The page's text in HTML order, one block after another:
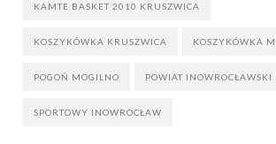
KAMTE BASKET 2010 KRUSZWICA
KOSZYKÓWKA KRUSZWICA KOSZYKÓWKA
POGOŃ MOGILNO POWIAT INOWROCŁAWSKI
SPORTOWY INOWROCŁAW